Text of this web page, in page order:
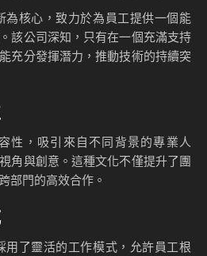
為核心，致力於為員工提供一個能
該公司深知，只有在一個充滿支持
充分發揮潛力，推動技術的持續突
性，吸引來自不同背景的專業人
角與創意。這種文化不僅提升了團
部門的高效合作。
用了靈活的工作模式，允許員工根